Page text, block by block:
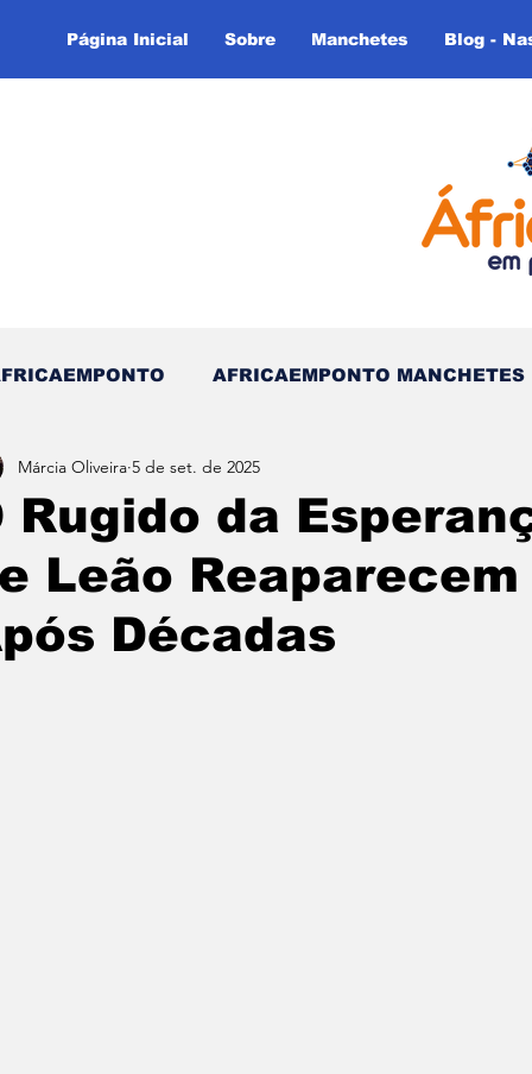
Página Inicial Sobre Manchetes Blog -
AFRICAEMPONTO MANCHETES
do Tempo - (Blog) Nas linhas do Tempo (Blog -
Rugido da
Leão
Décadas
Márcia Oliveira 5 de set. de 2025